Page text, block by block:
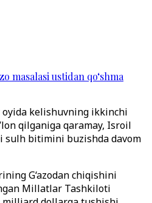
masalasi ustidan qo‘shma
oyida kelishuvning ikkinchi
qilganiga qaramay, Isroil
sulh bitimini buzishda davom
G‘azodan chiqishini
Millatlar Tashkiloti